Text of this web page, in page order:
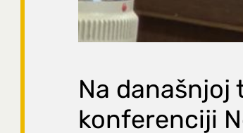
Na današnjoj
konferenciji